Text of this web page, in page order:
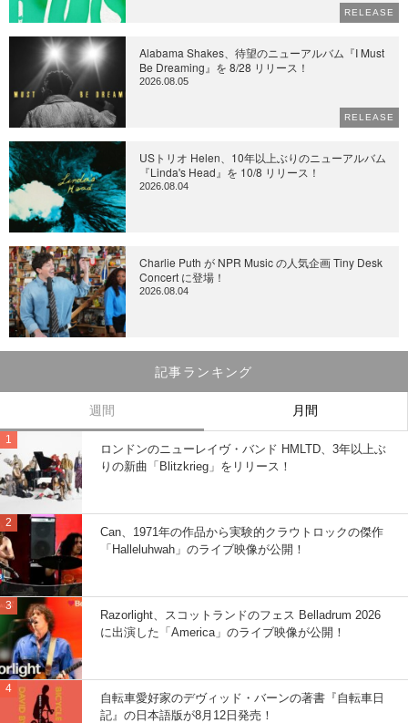
RELEASE
Alabama Shakes、待望のニューアルバム『I Must
Be Dreaming』を 8/28 リリース！
2026.08.05
RELEASE
USトリオ Helen、10年以上ぶりのニューアルバム
『Linda's Head』を 10/8 リリース！
2026.08.04
Charlie Puth が NPR Music の人気企画 Tiny Desk
Concert に登場！
2026.08.04
記事ランキング
週間 月間
ロンドンのニューレイヴ・バンド HMLTD、3年以上ぶ
りの新曲「Blitzkrieg」をリリース！
Can、1971年の作品から実験的クラウトロックの傑作
「Halleluhwah」のライブ映像が公開！
Razorlight、スコットランドのフェス Belladrum 2026
に出演した「America」のライブ映像が公開！
自転車愛好家のデヴィッド・バーンの著書『自転車日
記』の日本語版が8月12日発売！